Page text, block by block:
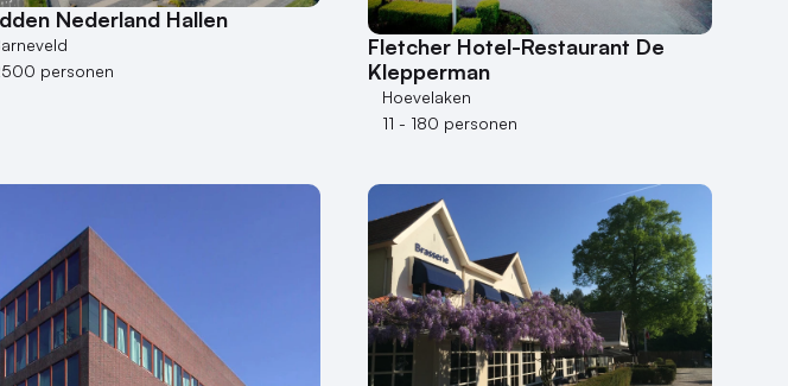
Nederland Hallen
personen
Fletcher Hotel-Restaurant De
Klepperman
Hoevelaken
11 - 180 personen